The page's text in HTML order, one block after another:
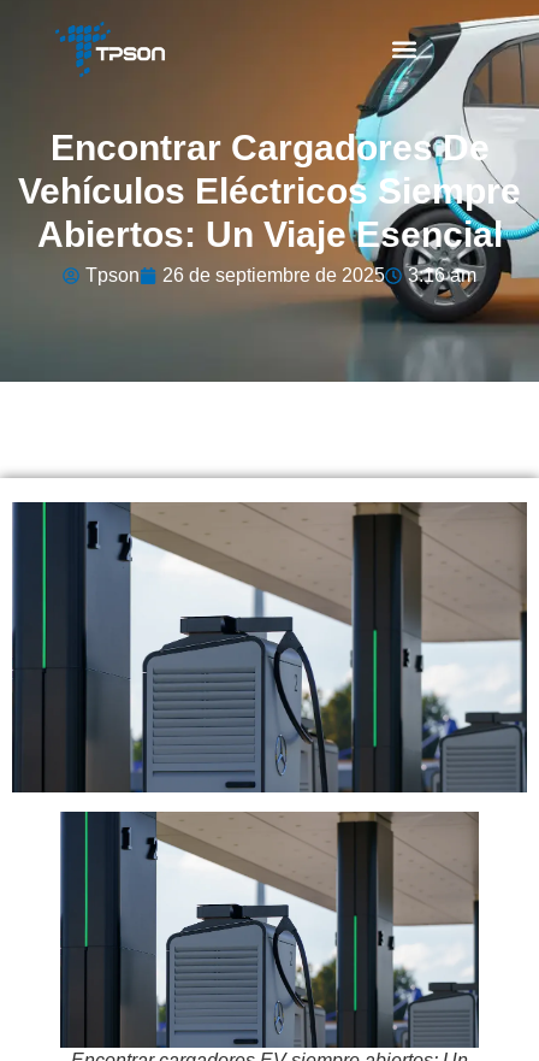
Encontrar Cargadores De
Vehículos Eléctricos Siempre
Abiertos: Un Viaje Esencial
Tpson 26 de septiembre de 2025 3:16 am